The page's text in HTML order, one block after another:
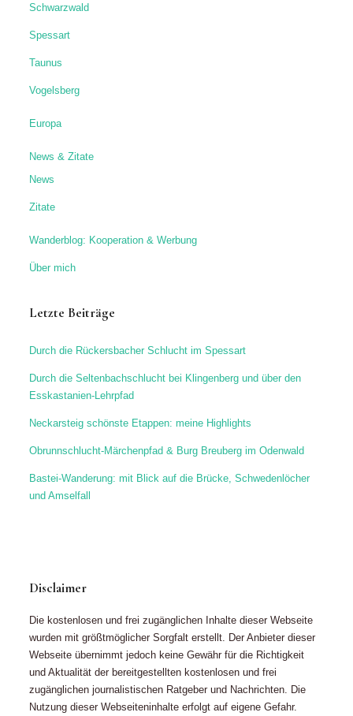
Schwarzwald
Spessart
Taunus
Vogelsberg
Europa
News & Zitate
News
Zitate
Wanderblog: Kooperation & Werbung
Über mich
Letzte Beiträge
Durch die Rückersbacher Schlucht im Spessart
Durch die Seltenbachschlucht bei Klingenberg und über den
Esskastanien-Lehrpfad
Neckarsteig schönste Etappen: meine Highlights
Obrunnschlucht-Märchenpfad & Burg Breuberg im Odenwald
Bastei-Wanderung: mit Blick auf die Brücke, Schwedenlöcher
und Amselfall
Disclaimer
Die kostenlosen und frei zugänglichen Inhalte dieser Webseite
wurden mit größtmöglicher Sorgfalt erstellt. Der Anbieter dieser
Webseite übernimmt jedoch keine Gewähr für die Richtigkeit
und Aktualität der bereitgestellten kostenlosen und frei
zugänglichen journalistischen Ratgeber und Nachrichten. Die
Nutzung dieser Webseiteninhalte erfolgt auf eigene Gefahr.